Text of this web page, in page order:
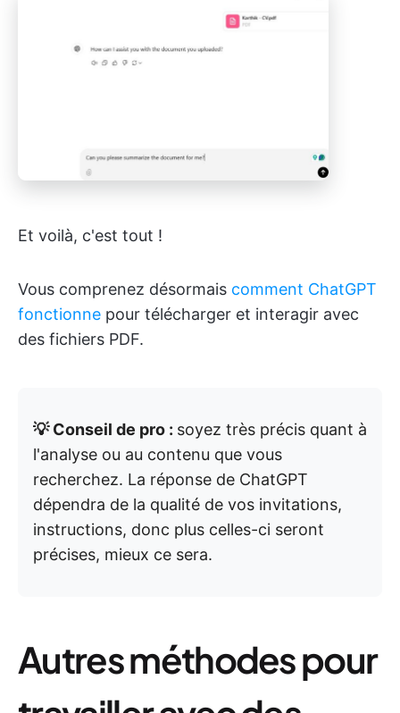
Et voilà, c'est tout !
Vous comprenez désormais comment ChatGPT
fonctionne pour télécharger et interagir avec
des fichiers PDF.
💡 Conseil de pro : soyez très précis quant à
l'analyse ou au contenu que vous
recherchez. La réponse de ChatGPT
dépendra de la qualité de vos invitations,
instructions, donc plus celles-ci seront
précises, mieux ce sera.
Autres méthodes pour